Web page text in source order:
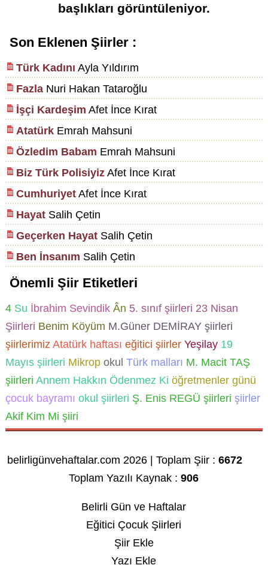
başlıkları görüntüleniyor.
Son Eklenen Şiirler :
Türk Kadını Ayla Yıldırım
FazlaNuri Hakan Tataroğlu
İşçi Kardeşim Afet İnce Kırat
AtatürkEmrah Mahsuni
Özledim Babam Emrah Mahsuni
Biz Türk PolisiyizAfet İnce Kırat
CumhuriyetAfet İnce Kırat
HayatSalih Çetin
Geçerken HayatSalih Çetin
Ben İnsanım Salih Çetin
Önemli Şiir Etiketleri
4 Su İbrahim Sevindik Ân 5. sınıf şiirleri 23 Nisan
Şiirleri Benim Köyüm M.Güner DEMİRAY şiirleri
şiirlerimiz Atatürk haftası eğitici şiirler Yeşilay 19
Mayıs şiirleri Mikrop okul Türk malları M. Macit TAŞ
şiirleri Annem Hakkın Ödenmez Ki öğretmenler günü
çocuk bayramı okul şiirleri Ş. Enis REGÜ şiirleri şiirler
Akif Kim Mi şiiri
belirligünvehaftalar.com 2026 | Toplam Şiir :6672
Toplam Yazılı Kaynak :906
Belirli Gün ve Haftalar
Eğitici Çocuk Şiirleri
Şiir Ekle
Yazı Ekle